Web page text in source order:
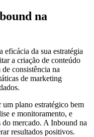
na
da sua estratégia
a criação de conteúdo
consistência na
de marketing
um plano estratégico bem
e monitoramento, e
do mercado. A Inbound na
resultados positivos.